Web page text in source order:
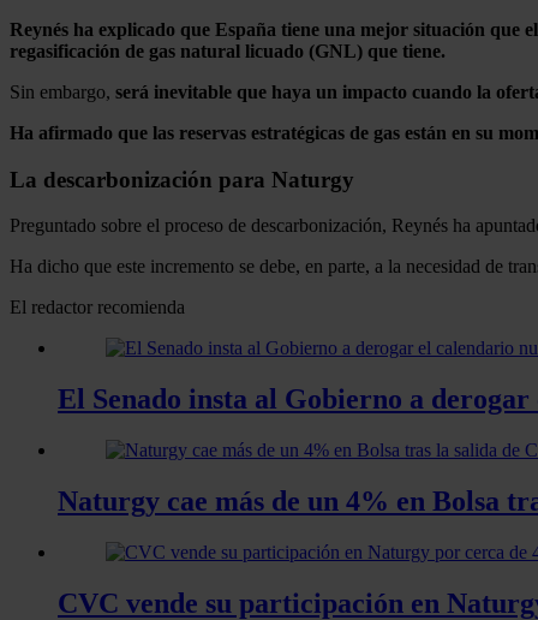
Reynés ha explicado que España tiene una mejor situación que
regasificación de gas natural licuado (GNL) que tiene.
Sin embargo, será inevitable que haya un impacto cuando la
Ha afirmado que las reservas estratégicas de gas están en su
La descarbonización para Naturgy
Preguntado sobre el proceso de descarbonización, Reynés ha
Ha dicho que este incremento se debe, en parte, a la necesidad de
El redactor recomienda
El Senado insta al Gobierno a
Naturgy cae más de un 4% en Bolsa
CVC vende su participación en